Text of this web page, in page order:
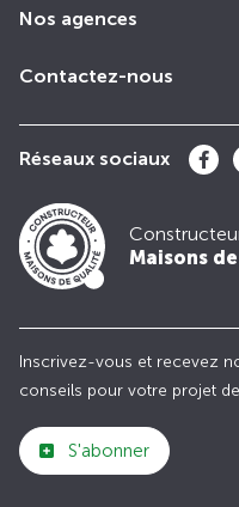
Nos agences
Contactez-nous
Réseaux sociaux
Maisons
Inscrivez-vous et recevez
conseils pour votre projet
S'abonner